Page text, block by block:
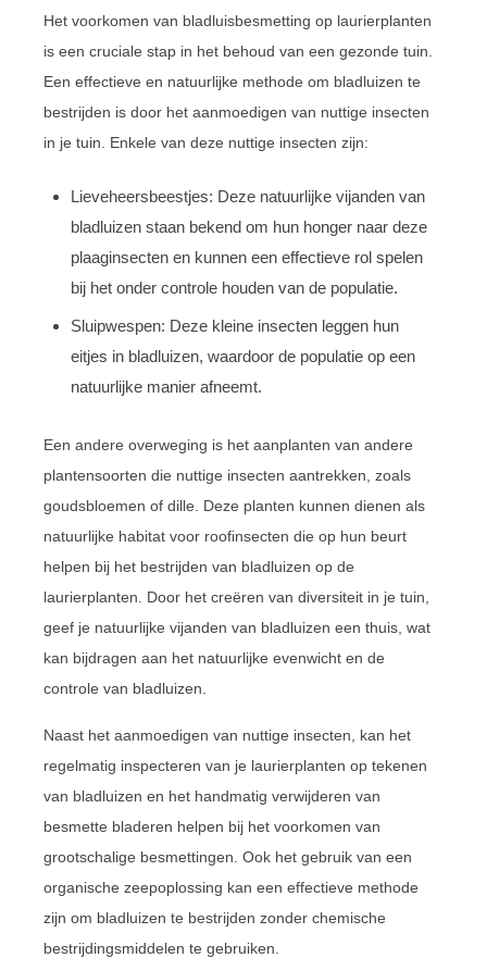
Het voorkomen van bladluisbesmetting op laurierplanten
is een cruciale stap in het behoud van een gezonde tuin.
Een effectieve en natuurlijke methode om bladluizen te
bestrijden is door het aanmoedigen van nuttige insecten
in je tuin. Enkele van deze nuttige insecten zijn:
Lieveheersbeestjes: Deze natuurlijke vijanden van
bladluizen staan bekend om hun honger naar deze
plaaginsecten en kunnen een effectieve rol spelen
bij het onder controle houden van de populatie.
Sluipwespen: Deze kleine insecten leggen hun
eitjes in bladluizen, waardoor de populatie op een
natuurlijke manier afneemt.
Een andere overweging is het aanplanten van andere
plantensoorten die nuttige insecten aantrekken, zoals
goudsbloemen of dille. Deze planten kunnen dienen als
natuurlijke habitat voor roofinsecten die op hun beurt
helpen bij het bestrijden van bladluizen op de
laurierplanten. Door het creëren van diversiteit in je tuin,
geef je natuurlijke vijanden van bladluizen een thuis, wat
kan bijdragen aan het natuurlijke evenwicht en de
controle van bladluizen.
Naast het aanmoedigen van nuttige insecten, kan het
regelmatig inspecteren van je laurierplanten op tekenen
van bladluizen en het handmatig verwijderen van
besmette bladeren helpen bij het voorkomen van
grootschalige besmettingen. Ook het gebruik van een
organische zeepoplossing kan een effectieve methode
zijn om bladluizen te bestrijden zonder chemische
bestrijdingsmiddelen te gebruiken.